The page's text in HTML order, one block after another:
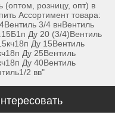
(оптом, розницу, опт) в
Ассортимент товара:
3/4 внВентиль
Ду 20 (3/4)Вентиль
Ду 15Вентиль
Ду 25Вентиль
Ду 40Вентиль
2 вв"